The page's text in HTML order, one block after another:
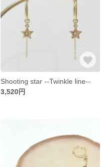
Shooting star --Twinkle line--
3,520円